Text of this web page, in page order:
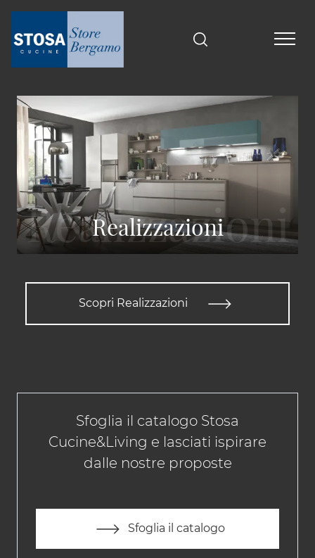
Realizzazioni
Scopri Realizzazioni
Sfoglia il catalogo Stosa
Cucine&Living e lasciati ispirare
dalle nostre proposte
Sfoglia il catalogo